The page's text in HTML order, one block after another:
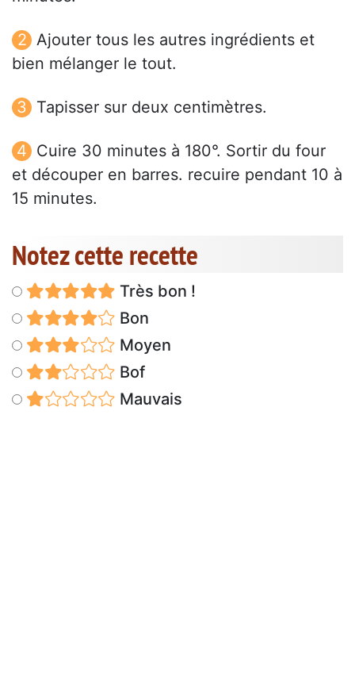
Ajouter tous les autres ingrédients et
bien mélanger le tout.
Tapisser sur deux centimètres.
Cuire 30 minutes à 180°. Sortir du four
et découper en barres. recuire pendant 10 à
15 minutes.
Notez cette recette
Très bon !
Bon
Moyen
Bof
Mauvais